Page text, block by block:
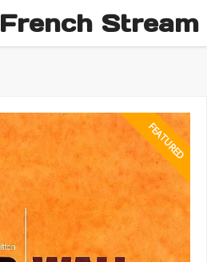
French Stream